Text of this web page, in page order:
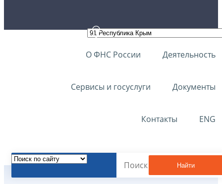
О ФНС России Деятельность
Сервисы и госуслуги Документы
Контакты ENG
Найти